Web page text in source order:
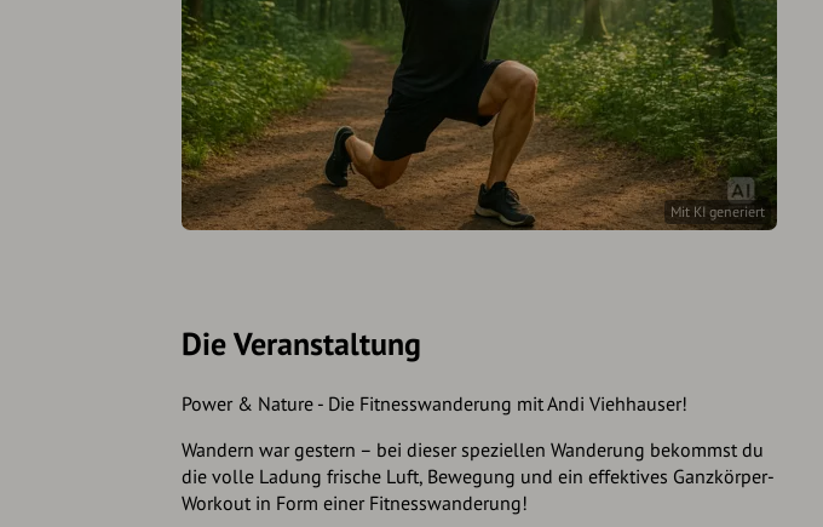
Mit KI generiert
Die Veranstaltung
Power & Nature - Die Fitnesswanderung mit Andi Viehhauser!
Wandern war gestern – bei dieser speziellen Wanderung bekommst du
die volle Ladung frische Luft, Bewegung und ein effektives Ganzkörper-
Workout in Form einer Fitnesswanderung!